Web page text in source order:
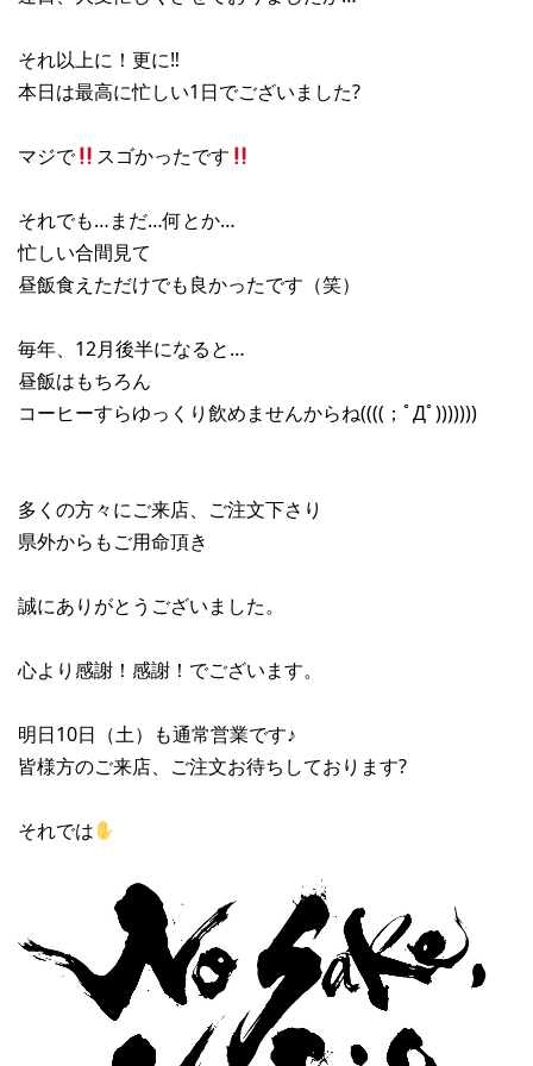
それ以上に！更に‼︎
本日は最高に忙しい1日でございました?
マジで スゴかったです
それでも…まだ…何とか…
忙しい合間見て
昼飯食えただけでも良かったです（笑）
毎年、12月後半になると…
昼飯はもちろん
コーヒーすらゆっくり飲めませんからね((((；ﾟДﾟ)))))))
多くの方々にご来店、ご注文下さり
県外からもご用命頂き
誠にありがとうございました。
心より感謝！感謝！でございます。
明日10日（土）も通常営業です♪
皆様方のご来店、ご注文お待ちしております?
それでは